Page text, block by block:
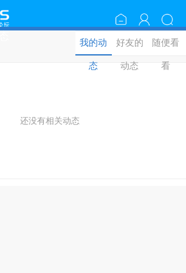
我的动
态
好友的
动态
随便看
看
还没有相关动态